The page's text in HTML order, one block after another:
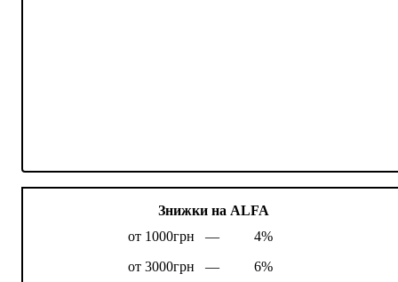
Знижки на ALFA
от 1000грн —
4%
от 3000грн —
6%